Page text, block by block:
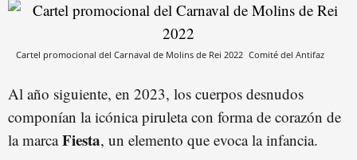
Cartel promocional del Carnaval de Molins de Rei 2022 Comité del Antifaz
Al año siguiente, en 2023, los cuerpos desnudos
componían la icónica piruleta con forma de corazón de
la marcaFiesta, un elemento que evoca la infancia.